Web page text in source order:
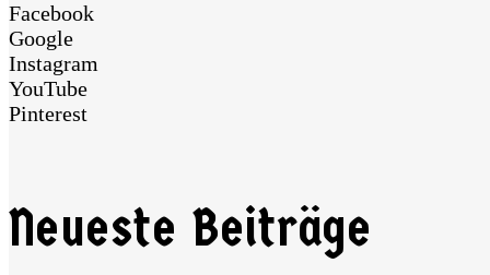
Facebook
Google
Instagram
YouTube
Pinterest
Neueste Beiträge